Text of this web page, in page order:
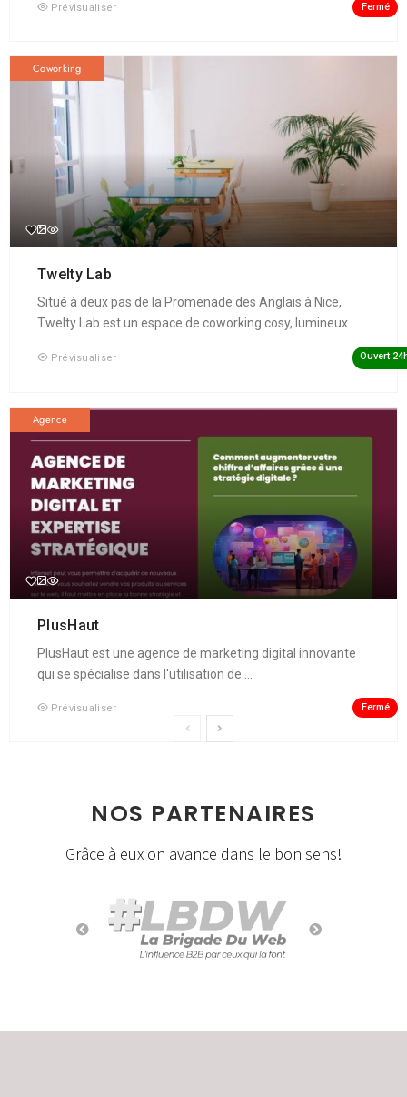
Prévisualiser Fermé
Coworking
Twelty Lab
Situé à deux pas de la Promenade des Anglais à Nice,
Twelty Lab est un espace de coworking cosy, lumineux ...
Prévisualiser Ouvert
Agence
PlusHaut
PlusHaut est une agence de marketing digital innovante
qui se spécialise dans l'utilisation de ...
Prévisualiser Fermé
NOS PARTENAIRES
Grâce à eux on avance dans le bon sens!